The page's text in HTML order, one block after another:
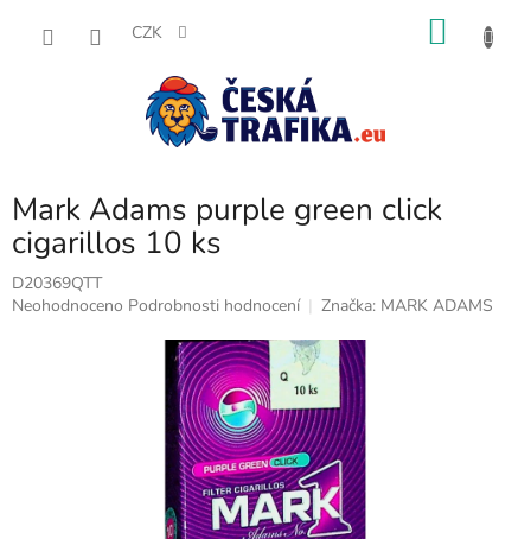
CZK
Mark Adams purple green click
cigarillos 10 ks
D20369QTT
Průměrné
Neohodnoceno Podrobnosti hodnocení Značka: MARK ADAMS